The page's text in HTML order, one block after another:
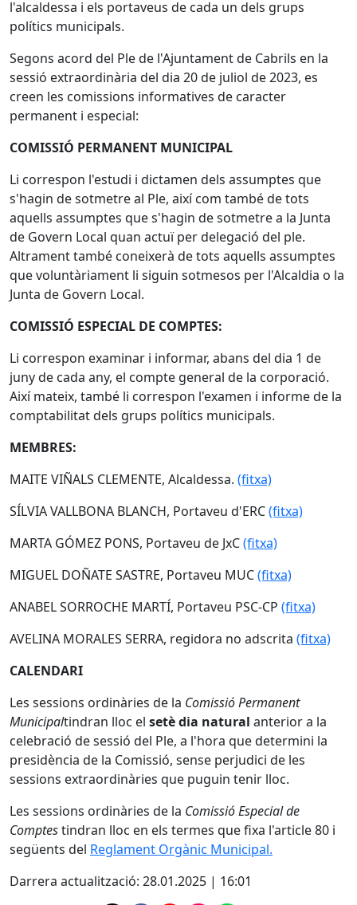
l'alcaldessa i els portaveus de cada un dels grups
polítics municipals.
Segons acord del Ple de l'Ajuntament de Cabrils en la
sessió extraordinària del dia 20 de juliol de 2023, es
creen les comissions informatives de caracter
permanent i especial:
COMISSIÓ PERMANENT MUNICIPAL
Li correspon l'estudi i dictamen dels assumptes que
s'hagin de sotmetre al Ple, així com també de tots
aquells assumptes que s'hagin de sotmetre a la Junta
de Govern Local quan actuï per delegació del ple.
Altrament també coneixerà de tots aquells assumptes
que voluntàriament li siguin sotmesos per l'Alcaldia o la
Junta de Govern Local.
COMISSIÓ ESPECIAL DE COMPTES:
Li correspon examinar i informar, abans del dia 1 de
juny de cada any, el compte general de la corporació.
Així mateix, també li correspon l'examen i informe de la
comptabilitat dels grups polítics municipals.
MEMBRES:
MAITE VIÑALS CLEMENTE, Alcaldessa. (fitxa)
SÍLVIA VALLBONA BLANCH, Portaveu d'ERC(fitxa)
MARTA GÓMEZ PONS, Portaveu de JxC(fitxa)
MIGUEL DOÑATE SASTRE, Portaveu MUC(fitxa)
ANABEL SORROCHE MARTÍ, Portaveu PSC-CP (fitxa)
AVELINA MORALES SERRA, regidora no adscrita (fitxa)
CALENDARI
Les sessions ordinàries de la Comissió Permanent
Municipaltindran lloc el setè dia natural anterior a la
celebració de sessió del Ple, a l'hora que determini la
presidència de la Comissió, sense perjudici de les
sessions extraordinàries que puguin tenir lloc.
Les sessions ordinàries de la Comissió Especial de
Comptestindran lloc en els termes que fixa l'article 80 i
següents del Reglament Orgànic Municipal.
Darrera actualització: 28.01.2025 | 16:01